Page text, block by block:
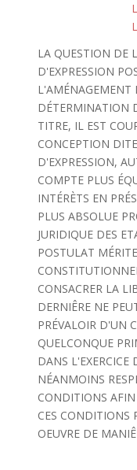
LA QUESTION DE
D'EXPRESSION
L'AMÉNAGEMENT
DÉTERMINATION
TITRE, IL EST
CONCEPTION
D'EXPRESSION,
COMPTE PLUS
INTÉRÈTS EN
PLUS ABSOLUE
JURIDIQUE DES
POSTULAT
CONSACRER LA
DERNIÊRE NE
PRÉVALOIR D'UN
QUELCONQUE
DANS L'EXERCICE
NÉANMOINS
CONDITIONS AFIN
CES CONDITIONS
OEUVRE DE